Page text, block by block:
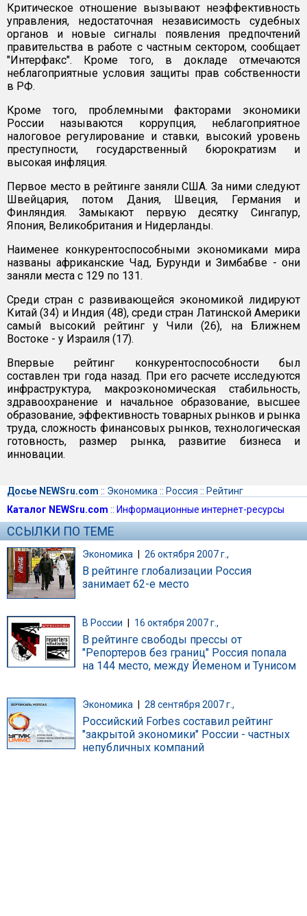
Критическое отношение вызывают неэффективность
управления, недостаточная независимость судебных
органов и новые сигналы появления предпочтений
правительства в работе с частным сектором, сообщает
"Интерфакс". Кроме того, в докладе отмечаются
неблагоприятные условия защиты прав собственности
в РФ.
Кроме того, проблемными факторами экономики
России называются коррупция, неблагоприятное
налоговое регулирование и ставки, высокий уровень
преступности, государственный бюрократизм и
высокая инфляция.
Первое место в рейтинге заняли США. За ними следуют
Швейцария, потом Дания, Швеция, Германия и
Финляндия. Замыкают первую десятку Сингапур,
Япония, Великобритания и Нидерланды.
Наименее конкурентоспособными экономиками мира
названы африканские Чад, Бурунди и Зимбабве - они
заняли места с 129 по 131.
Среди стран с развивающейся экономикой лидируют
Китай (34) и Индия (48), среди стран Латинской Америки
самый высокий рейтинг у Чили (26), на Ближнем
Востоке - у Израиля (17).
Впервые рейтинг конкурентоспособности был
составлен три года назад. При его расчете исследуются
инфраструктура, макроэкономическая стабильность,
здравоохранение и начальное образование, высшее
образование, эффективность товарных рынков и рынка
труда, сложность финансовых рынков, технологическая
готовность, размер рынка, развитие бизнеса и
инновации.
Досье NEWSru.com :: Экономика :: Россия :: Рейтинг
Каталог NEWSru.com :: Информационные интернет-ресурсы
ССЫЛКИ ПО ТЕМЕ
Экономика | 26 октября 2007 г.,
В рейтинге глобализации Россия
занимает 62-е место
В России 16 октября 2007 г.,
В рейтинге свободы прессы от
"Репортеров без границ" Россия попала
на 144 место, между Йеменом и Тунисом
Экономика 28 сентября 2007 г.,
Российский Forbes составил рейтинг
"закрытой экономики" России - частных
непубличных компаний